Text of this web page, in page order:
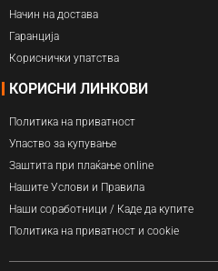
Начин на достава
Гаранција
Кориснички упатства
КОРИСНИ ЛИНКОВИ
Политика на приватност
Упаство за купување
Заштита при плаќање online
Нашите Услови и Правила
Наши соработници / Каде да купите
Политика на приватност и cookie